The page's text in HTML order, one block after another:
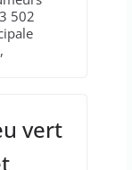
502
vert